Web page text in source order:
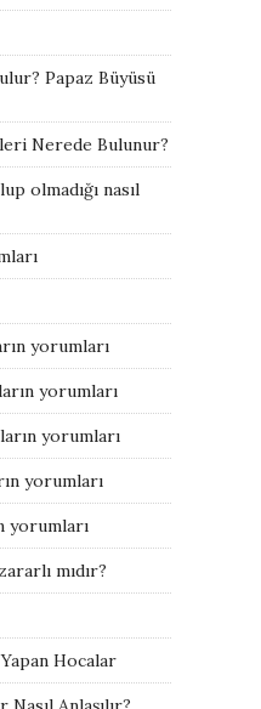
Papaz Büyüsü
Nerede Bulunur?
olmadığı nasıl
yorumları
yorumları
yorumları
yorumları
yorumları
mıdır?
Hocalar